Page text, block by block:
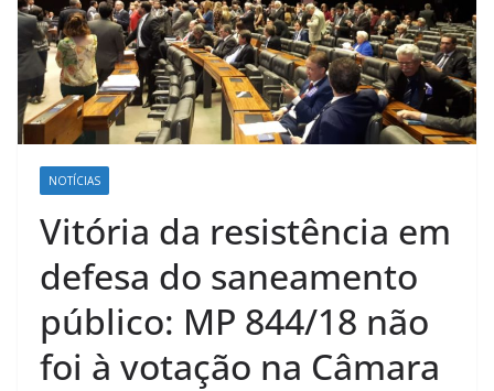
NOTÍCIAS
Vitória da resistência em
defesa do saneamento
público: MP 844/18 não
foi à votação na Câmara